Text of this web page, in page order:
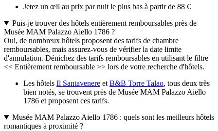
Jetez un œil au prix par nuit le plus bas à partir de 88 €
Puis-je trouver des hôtels entièrement remboursables près de
Musée MAM Palazzo Aiello 1786 ?
Oui, de nombreux hôtels proposent des tarifs de chambre
remboursables, mais assurez-vous de vérifier la date limite
d'annulation. Dénichez des tarifs remboursables en utilisant le filtre
<< Entièrement remboursable >> lors de votre recherche d'hôtels.
Les hôtels Il Santavenere et B&B Torre Talao, tous deux très
bien notés, se trouvent près de Musée MAM Palazzo Aiello
1786 et proposent ces tarifs.
Musée MAM Palazzo Aiello 1786 : quels sont les meilleurs hôtels
romantiques à proximité ?